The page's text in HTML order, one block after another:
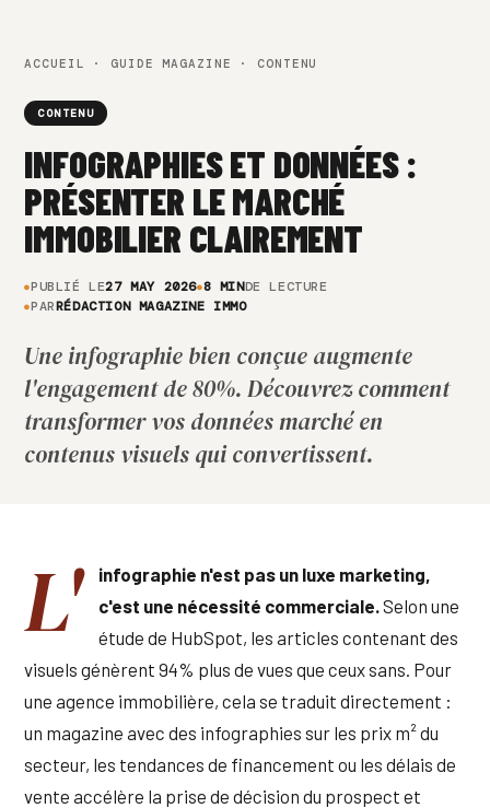
ACCUEIL · GUIDE MAGAZINE · CONTENU
CONTENU
INFOGRAPHIES ET DONNÉES :
PRÉSENTER LE MARCHÉ
IMMOBILIER CLAIREMENT
PUBLIÉ LE27 MAY 2026 8 MINDE LECTURE
PARRÉDACTION MAGAZINE IMMO
Une infographie bien conçue augmente
l'engagement de 80%. Découvrez comment
transformer vos données marché en
contenus visuels qui convertissent.
L'
infographie n'est pas un luxe marketing,
c'est une nécessité commerciale.Selon une
étude de HubSpot, les articles contenant des
visuels génèrent 94% plus de vues que ceux sans. Pour
une agence immobilière, cela se traduit directement :
un magazine avec des infographies sur les prix m² du
secteur, les tendances de financement ou les délais de
vente accélère la prise de décision du prospect et